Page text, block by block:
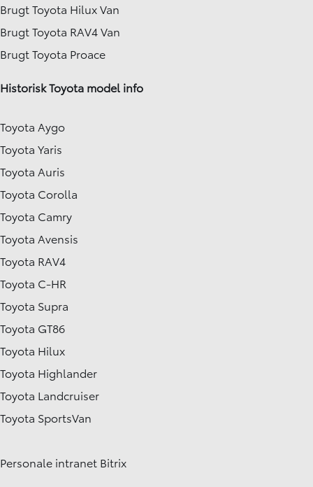
Brugt Toyota Hilux Van
Brugt Toyota RAV4 Van
Brugt Toyota Proace
Historisk Toyota model info
Toyota Aygo
Toyota Yaris
Toyota Auris
Toyota Corolla
Toyota Camry
Toyota Avensis
Toyota RAV4
Toyota C-HR
Toyota Supra
Toyota GT86
Toyota Hilux
Toyota Highlander
Toyota Landcruiser
Toyota SportsVan
Personale intranet Bitrix